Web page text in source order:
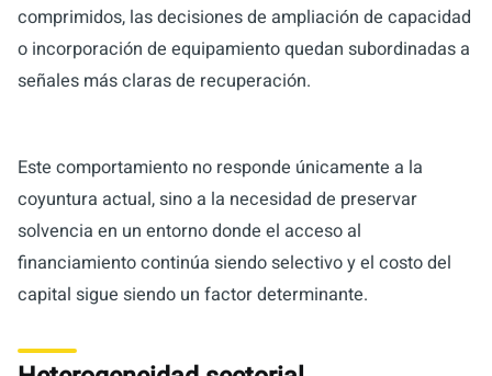
comprimidos, las decisiones de ampliación de capacidad
o incorporación de equipamiento quedan subordinadas a
señales más claras de recuperación.
Este comportamiento no responde únicamente a la
coyuntura actual, sino a la necesidad de preservar
solvencia en un entorno donde el acceso al
financiamiento continúa siendo selectivo y el costo del
capital sigue siendo un factor determinante.